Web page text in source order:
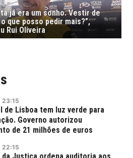
já era um sonho. Vestir de
que posso pedir mais?”,
Rui Oliveira
23:15
de Lisboa tem luz verde para
Governo autorizou
de 21 milhões de euros
22:15